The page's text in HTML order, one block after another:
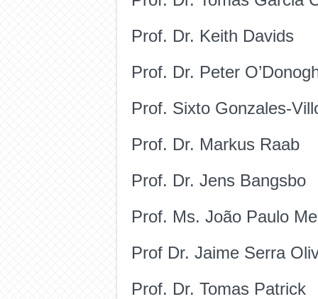
Prof. Dr. Keith Davids
Prof. Dr. Peter
Prof. Sixto Gonzales-
Prof. Dr. Markus Raab
Prof. Dr. Jens Bangsbo
Prof. Ms. João Paulo
Prof Dr. Jaime Serra
Prof. Dr. Tomas Patrick